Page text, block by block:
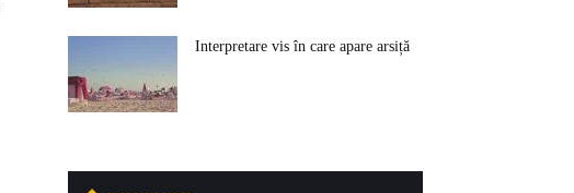
Interpretare vis în care apare arsiță